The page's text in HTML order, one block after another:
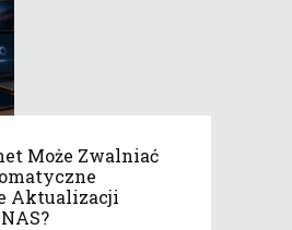
Może Zwalniać
Aktualizacji